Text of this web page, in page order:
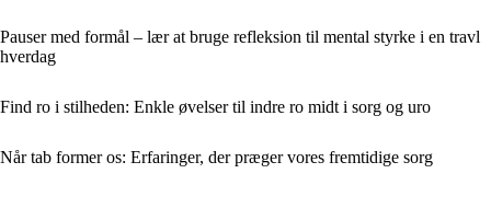
Pauser med formål – lær at bruge refleksion til mental styrke i en travl
hverdag
Find ro i stilheden: Enkle øvelser til indre ro midt i sorg og uro
Når tab former os: Erfaringer, der præger vores fremtidige sorg